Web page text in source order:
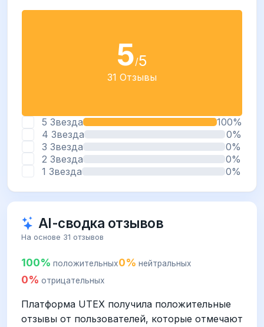
5/5
31 Отзывы
5 Звезда
100%
4 Звезда
0%
3 Звезда
0%
2 Звезда
0%
1 Звезда
0%
AI-сводка отзывов
На основе 31 отзывов
100% положительных0% нейтральных
0% отрицательных
Платформа UTEX получила положительные
отзывы от пользователей, которые отмечают